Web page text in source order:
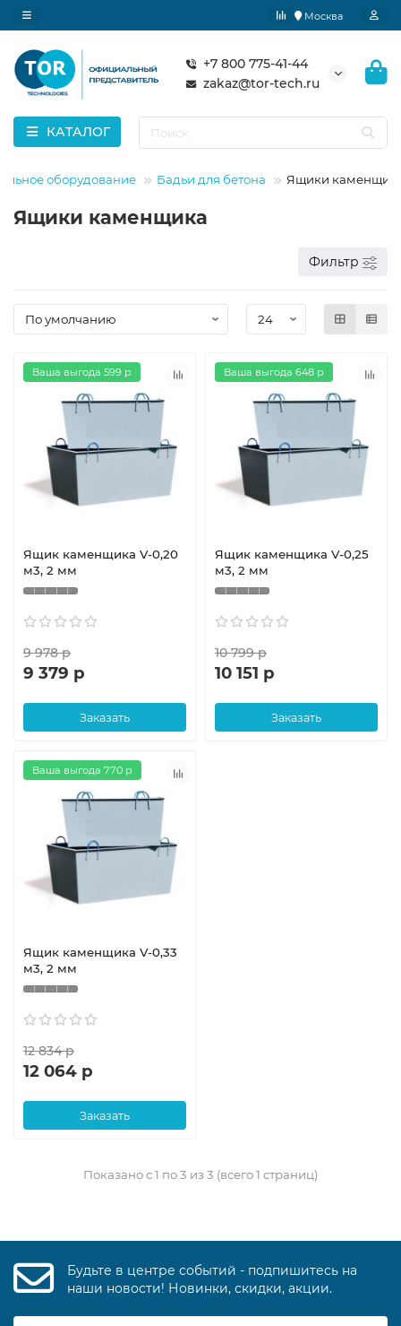
Москва
+7 800 775-41-44
zakaz@tor-tech.ru
КАТАЛОГ
оборудование Бадьи для бетона Ящики
Ящики каменщика
Фильтр
Ваша выгода 599 р
Ящик каменщика V-0,20
м3, 2 мм
9 978 р
9 379 р
Заказать
Ваша выгода 648 р
Ящик каменщика V-0,25
м3, 2 мм
10 799 р
10 151 р
Заказать
Ваша выгода 770 р
Ящик каменщика V-0,33
м3, 2 мм
12 834 р
12 064 р
Заказать
Показано с 1 по 3 из 3 (всего 1 страниц)
Будьте в центре событий - подпишитесь на
наши новости! Новинки, скидки, акции.